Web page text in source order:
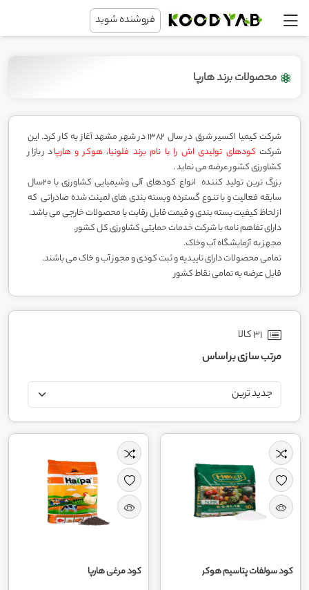
فروشنده شوید
محصولات برند هارپا
شرکت کیمیا اکسیر شرق در سال 1382 در شهر مشهد آغاز به کار کرد. این
شرکت کودهای تولیدی اش را با نام برند فلونیا، هوکر و هارپادر بازار
کشاورزی کشور عرضه می نماید .
بزرگ ترین تولید کننده انواع کودهای آلی وشیمیایی کشاورزی با ۲۰سال
سابقه فعالیت و با تنوع گسترده وبسته بندی های لمینت شده صادراتی که
از لحاظ کیفیت بسته بندی و قیمت قابل رقابت با محصولات خارجی می باشد.
دارای تفاهم نامه با شرکت خدمات حمایتی کشاورزی کل کشور.
مجهز به آزمایشگاه آب وخاک.
تمامی محصولات دارای تاییدیه و ثبت کودی و مجوز آب و خاک می باشند.
قابل عرضه به تمامی نقاط کشور
31 کالا
مرتب سازی بر اساس
کود سولفات پتاسیم هوکر کود مرغی هارپا